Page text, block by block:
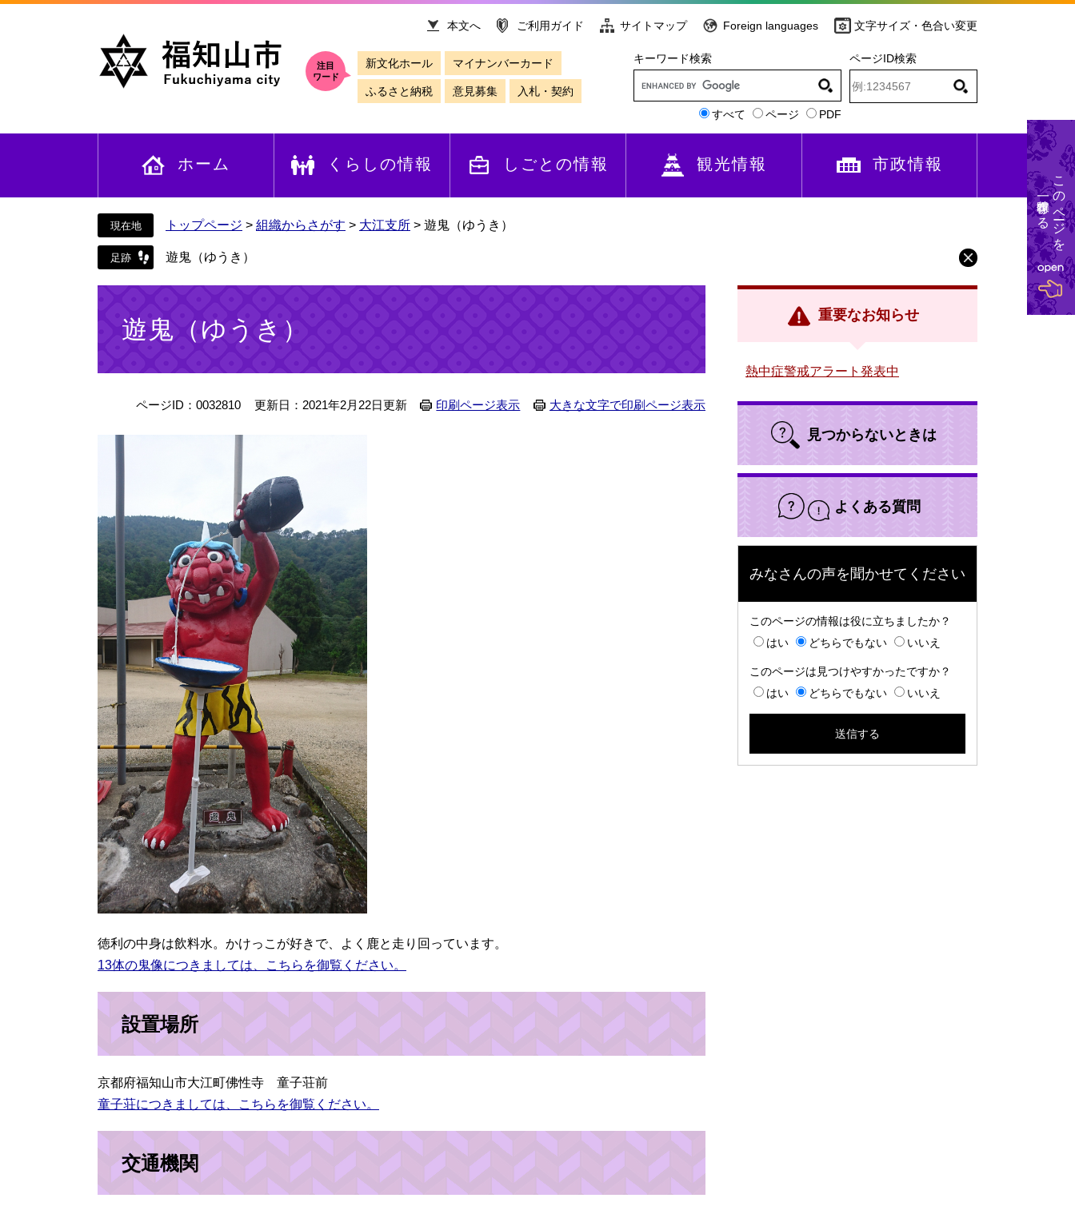
文
本文へ ご利用ガイド サイトマップ Foreign languages 文字サイズ・色合い変更
注目
ワード
新文化ホール マイナンバーカード
ふるさと納税 意見募集 入札・契約
キーワード検索
すべて ページ PDF
ページID検索
ホーム くらしの情報 しごとの情報 観光情報 市政情報
トップページ > 組織からさがす > 大江支所 > 遊鬼（ゆうき）
遊鬼（ゆうき）
遊鬼（ゆうき）
ページID：0032810 更新日：2021年2月22日更新 印刷ページ表示 大きな文字で印刷ページ表示
徳利の中身は飲料水。かけっこが好きで、よく鹿と走り回っています。
13体の鬼像につきましては、こちらを御覧ください。
設置場所
京都府福知山市大江町佛性寺 童子荘前
童子荘につきましては、こちらを御覧ください。
交通機関
重要なお知らせ
熱中症警戒アラート発表中
見つからないときは
よくある質問
みなさんの声を聞かせてください
このページの情報は役に立ちましたか？
はい
どちらでもない いいえ
このページは見つけやすかったですか？
はい
どちらでもない いいえ
このページを
一時保存する